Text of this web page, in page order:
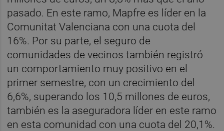
pasado. En este ramo, Mapfre es líder en la
Comunitat Valenciana con una cuota del
16%. Por su parte, el seguro de
comunidades de vecinos también registró
un comportamiento muy positivo en el
primer semestre, con un crecimiento del
6,6%, superando los 10,5 millones de euros,
también es la aseguradora líder en este ramo
en esta comunidad con una cuota del 20,1%.